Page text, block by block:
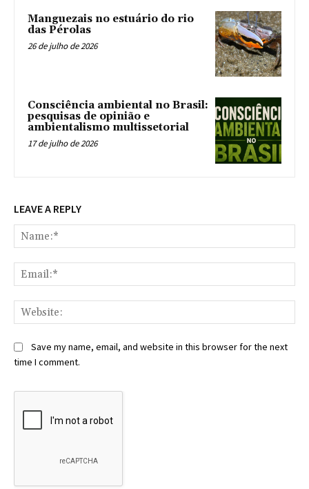
Manguezais no estuário do rio
das Pérolas
26 de julho de 2026
Consciência ambiental no Brasil:
pesquisas de opinião e
ambientalismo multissetorial
17 de julho de 2026
LEAVE A REPLY
Save my name, email, and website in this browser for the next
time I comment.